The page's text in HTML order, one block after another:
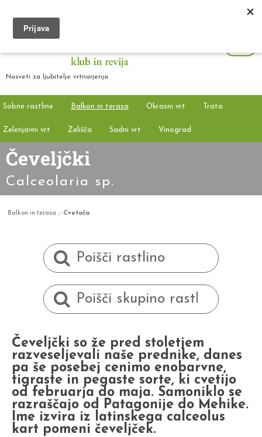
Nasveti za ljubitelje vrtnarjenja
Sobne rastline Balkon in terasa Okrasni vrt Trata
Zelenjavni vrt Zelišča Sadni vrt Vinograd
Čeveljčki
Calceolaria sp.
Balkon in terasa Cvetoča
Čeveljčki so že pred stoletjem
razveseljevali naše prednike, danes
pa še posebej cenimo enobarvne,
tigraste in pegaste sorte, ki cvetijo
od februarja do maja. Samoniklo se
razraščajo od Patagonije do Mehike.
Ime izvira iz latinskega calceolus
kart pomeni čeveljček.